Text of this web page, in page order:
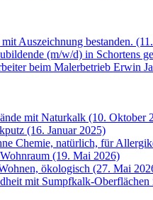
Auszeichnung bestanden.
(m/w/d) in Schortens
beim Malerbetrieb Erwin
mit Naturkalk (10. Oktober
(16. Januar 2025)
Chemie, natürlich, für
(19. Mai 2026)
ökologisch (27. Mai
mit Sumpfkalk-